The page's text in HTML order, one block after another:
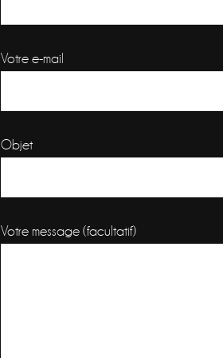
Votre e-mail
Objet
Votre message (facultatif)